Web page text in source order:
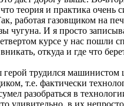
теория и практика очень
работая газовщиком на
чугуна. И я просто
курсе у нас пошли
откуда и где что
герой трудился машинистом
т.е. фактически
разобраться в
удивительно, в их